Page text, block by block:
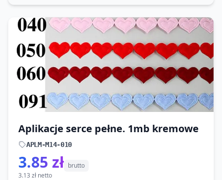
Aplikacje serce pełne. 1mb kremowe
APLM-M14-010
3.85 zł brutto
3.13 zł netto